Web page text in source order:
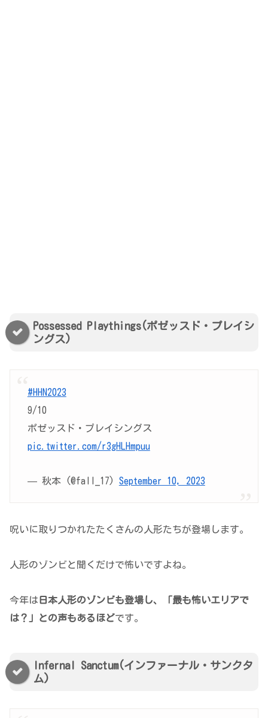
Possessed Playthings(ポゼッスド・プレイシ
ングス)
#HHN2023
9/10
ポゼッスド・プレイシングス
pic.twitter.com/r3gHLHmpuu
— 秋本 (@fall_17) September 10, 2023
呪いに取りつかれたたくさんの人形たちが登場します。
人形のゾンビと聞くだけで怖いですよね。
今年は 日本人形のゾンビも登場し、「最も怖いエリアで
は？」との声もあるほどです。
Infernal Sanctum(インファーナル・サンクタ
ム)